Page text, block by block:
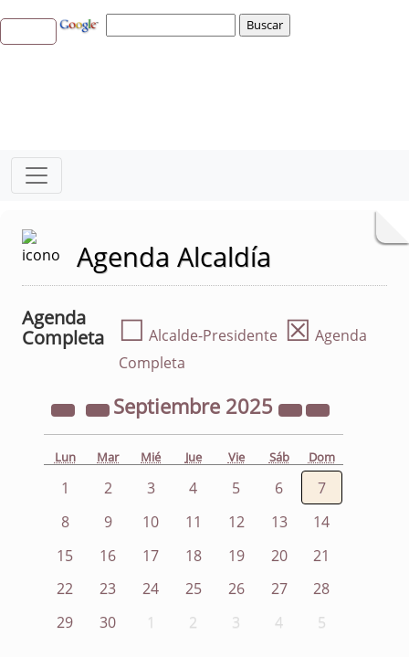
Agenda Alcaldía
Agenda
Completa
☐ Alcalde-Presidente ☒ Agenda
Completa
Septiembre 2025
Lun Mar Mié Jue Vie Sáb Dom
1 2 3 4 5 6
7
8
9 10 11 12 13
14
15
16 17 18 19 20
21
22
23 24 25 26 27
28
29
30 1 2 3 4 5